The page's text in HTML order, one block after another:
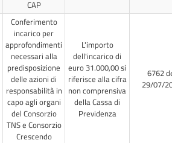
CAP
Conferimento
incarico per
approfondimenti
necessari alla
predisposizione
delle azioni di
responsabilità in
capo agli organi
del Consorzio
TNS e Consorzio
Crescendo
L'importo
dell'incarico di
euro 31.000,00 si
riferisce alla cifra
non comprensiva
della Cassa di
Previdenza
6762
29/07/